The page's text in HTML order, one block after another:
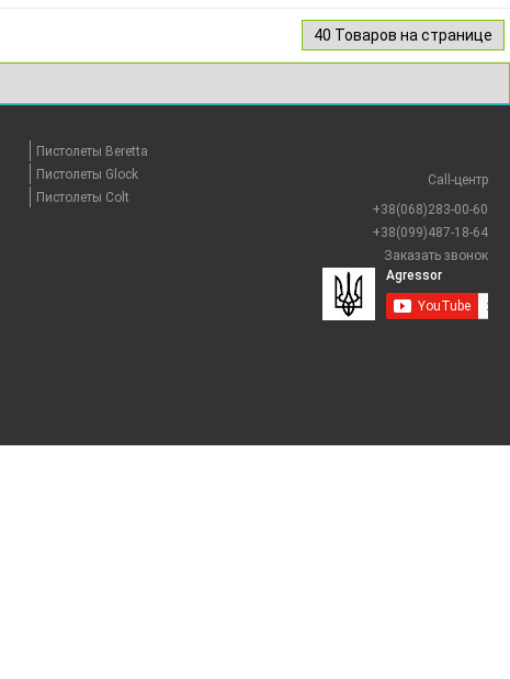
Пистолеты Beretta
Пистолеты Glock
Пистолеты Colt
Call-центр
+38(068)283-00-60
+38(099)487-18-64
Заказать звонок